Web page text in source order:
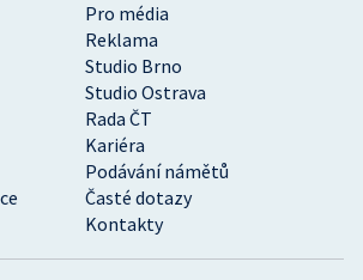
Pro média
Reklama
Studio Brno
Studio Ostrava
Rada ČT
Kariéra
Podávání námětů
Časté dotazy
Kontakty